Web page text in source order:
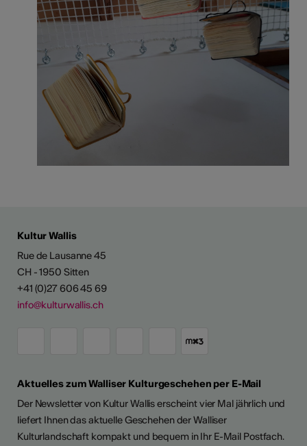
Kultur Wallis
Rue de Lausanne 45
CH - 1950 Sitten
+41 (0)27 606 45 69
info@kulturwallis.ch
Aktuelles zum Walliser Kulturgeschehen per E-Mail
Der Newsletter von Kultur Wallis erscheint vier Mal jährlich und
liefert Ihnen das aktuelle Geschehen der Walliser
Kulturlandschaft kompakt und bequem in Ihr E-Mail Postfach.